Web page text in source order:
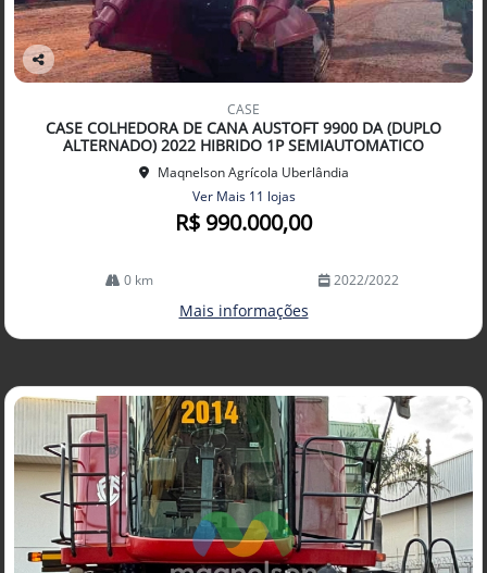
Co
lhe
CASE
CASE COLHEDORA DE CANA AUSTOFT 9900 DA (DUPLO
ALTERNADO) 2022 HIBRIDO 1P SEMIAUTOMATICO
Maqnelson Agrícola Uberlândia
Ver Mais 11 lojas
R$ 990.000,00
0 km 2022/2022
Mais informações